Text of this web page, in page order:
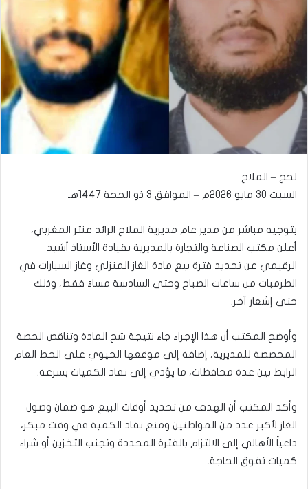
لحج – الملاح
السبت 30 مايو 2026م – الموافق 3 ذو الحجة 1447هـ
بتوجيه مباشر من مدير عام مديرية الملاح الرائد عنتر المغربي،
أعلن مكتب الصناعة والتجارة بالمديرية بقيادة الأستاذ أشيد
الرقيمي عن تحديد فترة بيع مادة الغاز المنزلي وغاز السيارات في
الطرمبات من ساعات الصباح وحتى السادسة مساءً فقط، وذلك
حتى إشعار آخر.
وأوضح المكتب أن هذا الإجراء جاء نتيجة شح المادة وتناقص الحصة
المخصصة للمديرية، إضافة إلى موقعها الحيوي على الخط العام
الرابط بين عدة محافظات، ما يؤدي إلى نفاد الكميات بسرعة.
وأكد المكتب أن الهدف من تحديد أوقات البيع هو ضمان وصول
الغاز لأكبر عدد من المواطنين ومنع نفاد الكمية في وقت مبكر،
داعياً الأهالي إلى الالتزام بالفترة المحددة وتجنب التخزين أو شراء
كميات تفوق الحاجة.